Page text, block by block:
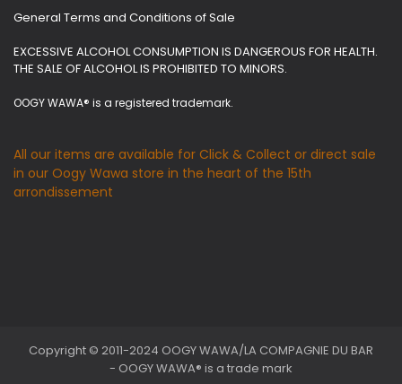
General Terms and Conditions of Sale
EXCESSIVE ALCOHOL CONSUMPTION IS DANGEROUS FOR HEALTH.
THE SALE OF ALCOHOL IS PROHIBITED TO MINORS.
OOGY WAWA® is a registered trademark.
All our items are available for Click & Collect or direct sale
in our Oogy Wawa store in the heart of the 15th
arrondissement
Copyright © 2011-2024 OOGY WAWA/LA COMPAGNIE DU BAR
- OOGY WAWA® is a trade mark